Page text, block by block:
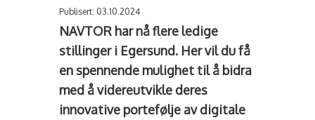
Publisert: 03.10.2024
NAVTOR har nå flere ledige
stillinger i Egersund. Her vil du få
en spennende mulighet til å bidra
med å videreutvikle deres
innovative portefølje av digitale